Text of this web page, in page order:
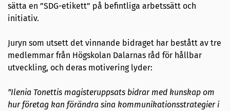
sätta en ”SDG-etikett” på befintliga arbetssätt och
initiativ.
Juryn som utsett det vinnande bidraget har bestått av tre
medlemmar från Högskolan Dalarnas råd för hållbar
utveckling, och deras motivering lyder:
”Ilenia Tonettis magisteruppsats bidrar med kunskap om
hur företag kan förändra sina kommunikationsstrategier i